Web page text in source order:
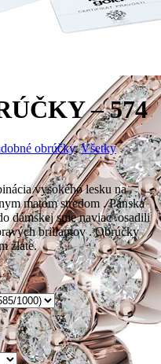
– 574
obrúčky, Všetky
vysokého lesku na
matom stredom . Pánska
dámskej sme naviac osadili
briliantov . Obrúčky
zlate.